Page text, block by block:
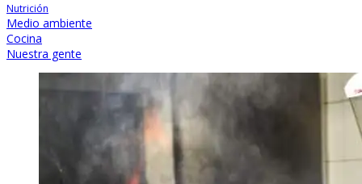
Nutrición
Medio ambiente
Cocina
Nuestra gente